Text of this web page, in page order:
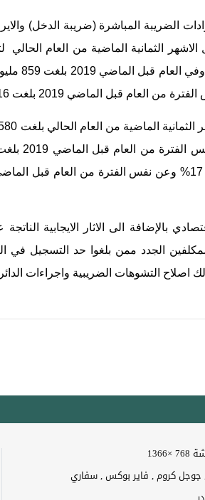
الضريبة المباشرة (ضريبة الدخل)
مليون دينار في حين خلال
بالإضافة الى الاثار الايجابية
الجدد ممن بلغوا حد التسجيل في
اصلاح التشوهات الضريبية واجراءات